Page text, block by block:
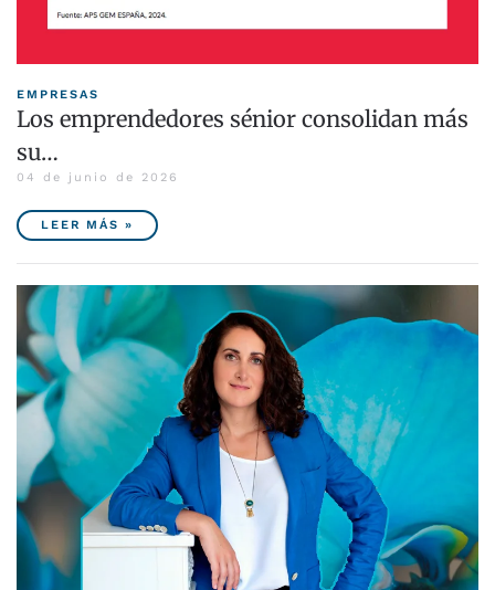
EMPRESAS
Los emprendedores sénior consolidan más
su…
04 de junio de 2026
LEER MÁS »